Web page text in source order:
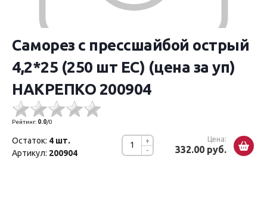
Саморез с прессшайбой острый
4,2*25 (250 шт EC) (цена за уп)
НАКРЕПКО 200904
Рейтинг: 0.0/0
-
+ Цена:
332.00 руб.
Остаток: 4 шт.
Артикул: 200904